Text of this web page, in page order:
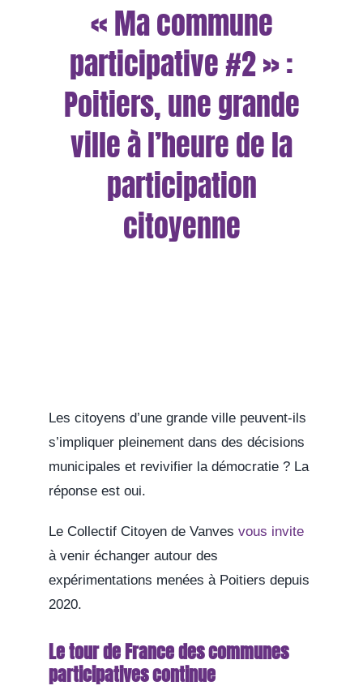
« Ma commune
participative #2 » :
Poitiers, une grande
ville à l’heure de la
participation
citoyenne
Les citoyens d’une grande ville peuvent-ils
s’impliquer pleinement dans des décisions
municipales et revivifier la démocratie ? La
réponse est oui.
Le Collectif Citoyen de Vanves vous invite
à venir échanger autour des
expérimentations menées à Poitiers depuis
2020.
Le tour de France des communes
participatives continue